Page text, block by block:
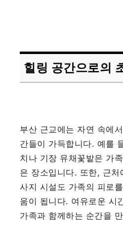
힐링 공간으로의
부산 근교에는 자연 속에
간들이 가득합니다. 예를
치나 기장 유채꽃밭은 가
은 장소입니다. 또한, 근
사지 시설도 가족의 피로
움이 됩니다. 여유로운 시
가족과 함께하는 순간을